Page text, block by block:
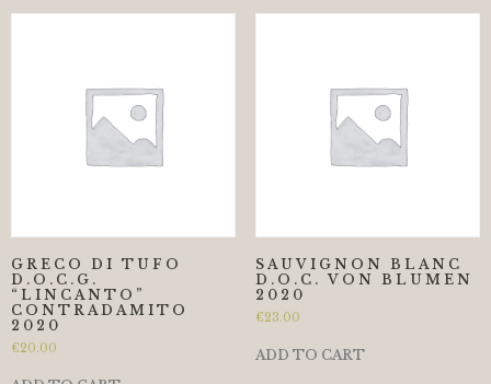
GRECO DI TUFO
D.O.C.G.
“LINCANTO”
CONTRADAMITO
2020
€20.00
SAUVIGNON BLANC
D.O.C. VON BLUMEN
2020
€23.00
ADD TO CART